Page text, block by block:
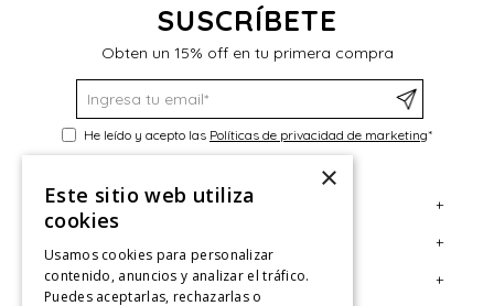
SUSCRÍBETE
Obten un 15% off en tu primera compra
He leído y acepto las Políticas de privacidad de marketing*
Servicio al Consumidor +
Centro de Ayuda
Contáctanos
+
Términos y Condiciones
Cuenta +
×
Este sitio web utiliza
cookies
Usamos cookies para personalizar
contenido, anuncios y analizar el tráfico.
Puedes aceptarlas, rechazarlas o